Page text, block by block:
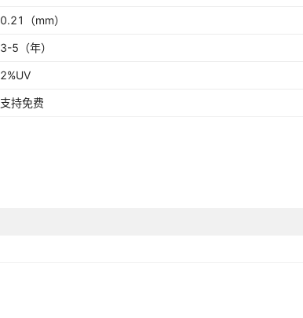
0.21 （mm）
3-5 （年）
2%UV
支持免费